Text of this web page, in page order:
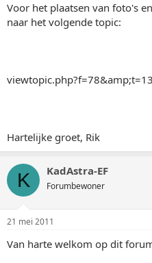
Voor het plaatsen van foto's
naar het volgende topic:
Hartelijke groet, Rik
K KadAstra-EF
Forumbewoner
21 mei 2011
Van harte welkom op dit